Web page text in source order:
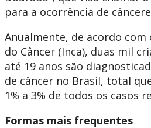
para a ocorrência de
Anualmente, de acordo
do Câncer (Inca), duas mil
até 19 anos são
de câncer no Brasil, total
1% a 3% de todos os casos
Formas mais frequentes